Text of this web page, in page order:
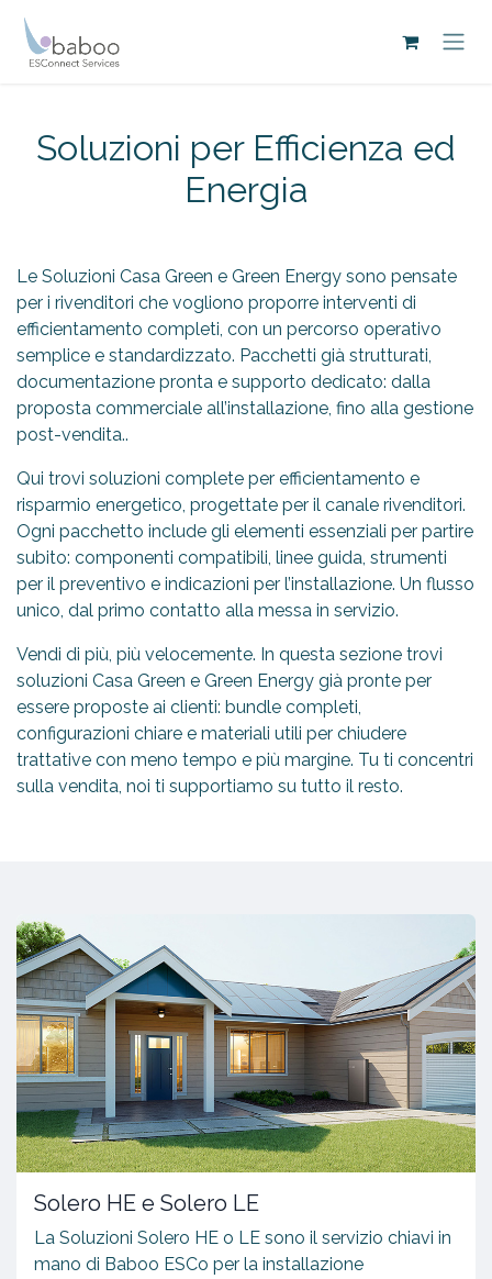
Soluzioni per Efficienza ed
Energia
Le Soluzioni Casa Green e Green Energy sono pensate
per i rivenditori che vogliono proporre interventi di
efficientamento completi, con un percorso operativo
semplice e standardizzato. Pacchetti già strutturati,
documentazione pronta e supporto dedicato: dalla
proposta commerciale all’installazione, fino alla gestione
post-vendita..
Qui trovi soluzioni complete per efficientamento e
risparmio energetico, progettate per il canale rivenditori.
Ogni pacchetto include gli elementi essenziali per partire
subito: componenti compatibili, linee guida, strumenti
per il preventivo e indicazioni per l’installazione. Un flusso
unico, dal primo contatto alla messa in servizio.
Vendi di più, più velocemente. In questa sezione trovi
soluzioni Casa Green e Green Energy già pronte per
essere proposte ai clienti: bundle completi,
configurazioni chiare e materiali utili per chiudere
trattative con meno tempo e più margine. Tu ti concentri
sulla vendita, noi ti supportiamo su tutto il resto.
Solero HE e Solero LE
La Soluzioni Solero HE o LE sono il servizio chiavi in
mano di Baboo ESCo per la installazione